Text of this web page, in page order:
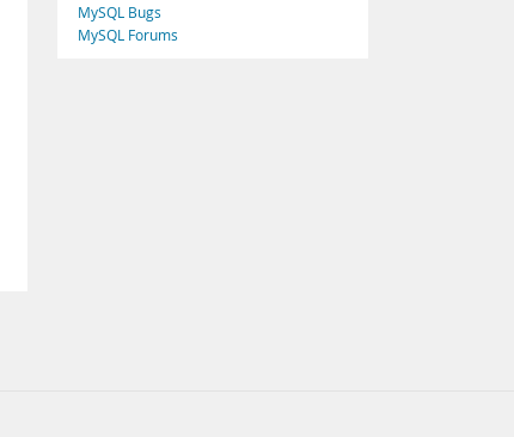
MySQL Bugs
MySQL Forums